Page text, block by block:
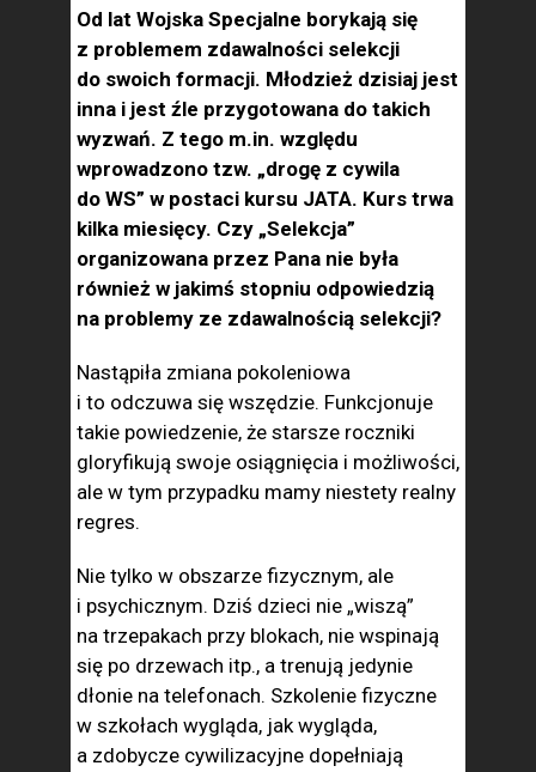
Od lat Wojska Specjalne borykają się
z problemem zdawalności selekcji
do swoich formacji. Młodzież dzisiaj jest
inna i jest źle przygotowana do takich
wyzwań. Z tego m.in. względu
wprowadzono tzw. „drogę z cywila
do WS” w postaci kursu JATA. Kurs trwa
kilka miesięcy. Czy „Selekcja”
organizowana przez Pana nie była
również w jakimś stopniu odpowiedzią
na problemy ze zdawalnością selekcji?
Nastąpiła zmiana pokoleniowa
i to odczuwa się wszędzie. Funkcjonuje
takie powiedzenie, że starsze roczniki
gloryfikują swoje osiągnięcia i możliwości,
ale w tym przypadku mamy niestety realny
regres.
Nie tylko w obszarze fizycznym, ale
i psychicznym. Dziś dzieci nie „wiszą”
na trzepakach przy blokach, nie wspinają
się po drzewach itp., a trenują jedynie
dłonie na telefonach. Szkolenie fizyczne
w szkołach wygląda, jak wygląda,
a zdobycze cywilizacyjne dopełniają